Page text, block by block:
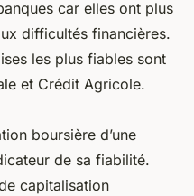
car elles ont plus
difficultés financières.
les plus fiables sont
et Crédit Agricole.
boursière d’une
de sa fiabilité.
capitalisation